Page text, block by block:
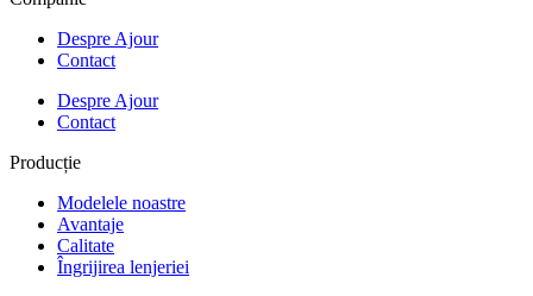
Despre Ajour
Contact
Despre Ajour
Contact
Producție
Modelele noastre
Avantaje
Calitate
Îngrijirea lenjeriei